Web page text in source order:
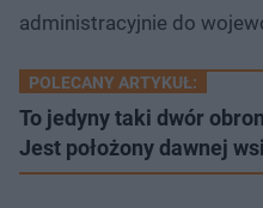
administracyjnie do
POLECANY ARTYKUŁ:
To jedyny taki dwór
Jest położony dawnej